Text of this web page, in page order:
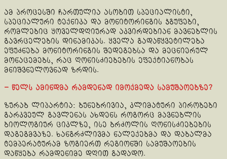
ამ პროცესში ჩართულია ასობით სპეციალისტი,
სპეციალური ტექნიკა და მონიტორინგის ჯგუფები,
რომლებიც ყოველდღიურად აკვირდებიან მავნებლის
გავრცელების დინამიკას. ყველა გადაწყვეტილება
ეფუძნება მონიტორინგის შედეგებსა და მეცნიერულ
მონაცემებს, რაც ღონისძიებების ეფექტიანობას
მნიშვნელოვნად ზრდის.
– წელს ამინდმა რამდენად იმოქმედა სამუშაოებზე?
ზურაბ ლიპარტია: ბუნებრივია, კლიმატური პირობები
გარკვეულ გავლენას ახდენს როგორც მავნებლის
ბიოლოგიურ ციკლზე, ისე ბრძოლის ღონისძიებების
დაგეგმვაზე. ხანგრძლივმა ნალექებმა და დაბალმა
ტემპერატურამ ზოგიერთ რეგიონში სამუშაოების
დაწყება რამდენიმე დღით გადადო.